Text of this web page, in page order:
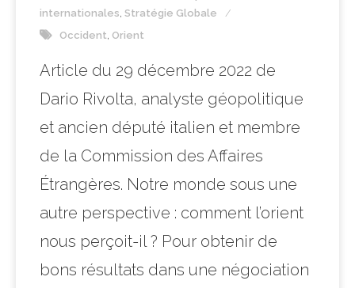
internationales, Stratégie Globale
Occident, Orient
Article du 29 décembre 2022 de
Dario Rivolta, analyste géopolitique
et ancien député italien et membre
de la Commission des Affaires
Étrangères. Notre monde sous une
autre perspective : comment l’orient
nous perçoit-il ? Pour obtenir de
bons résultats dans une négociation